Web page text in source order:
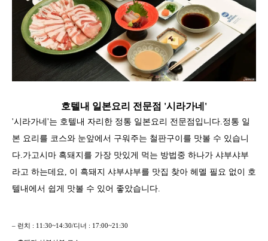
호텔내 일본요리 전문점 '시라가네'
'시라가네'는 호텔내 자리한 정통 일본요리 전문점입니다.정통 일
본 요리를 코스와 눈앞에서 구워주는 철판구이를 맛볼 수 있습니
다.가고시마 흑돼지를 가장 맛있게 먹는 방법중 하나가 샤부샤부
라고 하는데요, 이 흑돼지 샤부샤부를 맛집 찾아 헤멜 필요 없이 호
텔내에서 쉽게 맛볼 수 있어 좋았습니다.
– 런치 : 11:30~14:30/디너 : 17:00~21:30